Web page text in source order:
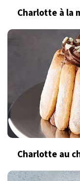
Charlotte à la
Charlotte au